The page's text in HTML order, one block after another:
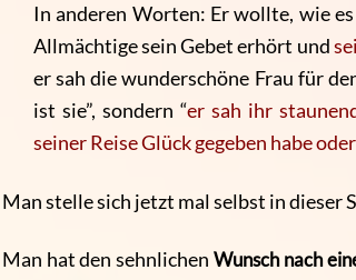
In anderen Worten: Er wollte, wie
Allmächtige sein Gebet erhört und
er sah die wunderschöne Frau für
ist sie”, sondern “er sah ihr
seiner Reise Glück gegeben habe
Man stelle sich jetzt mal selbst in dieser
Man hat den sehnlichen Wunsch nach